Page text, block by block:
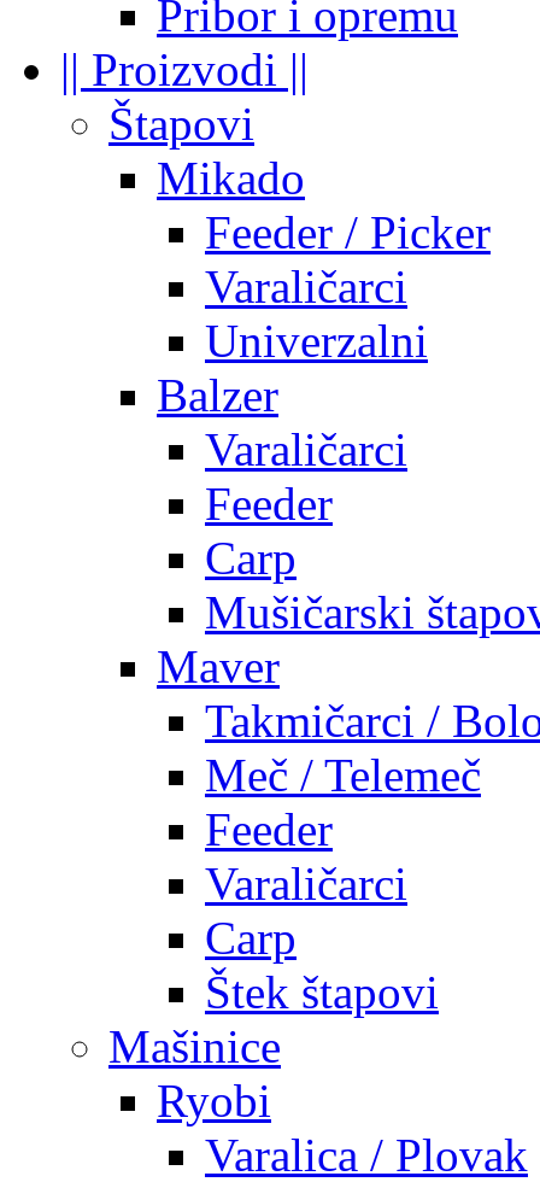
Pribor i opremu
|| Proizvodi ||
Štapovi
Mikado
Feeder / Picker
Varaličarci
Univerzalni
Balzer
Varaličarci
Feeder
Carp
Mušičarski
Maver
Takmičarci /
Meč / Telemeč
Feeder
Varaličarci
Carp
Štek štapovi
Mašinice
Ryobi
Varalica / Plovak